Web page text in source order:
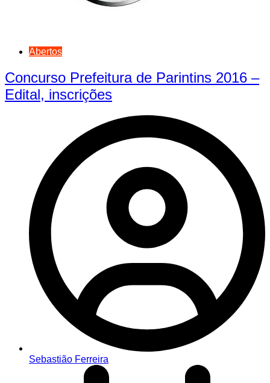
Abertos
Concurso Prefeitura de Parintins 2016 –
Edital, inscrições
Sebastião Ferreira